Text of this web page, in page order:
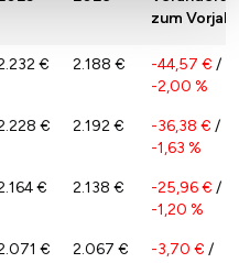
zum Vorjahr
€ 2.188 € -44,57 € /
-2,00 %
€ 2.192 € -36,38 € /
-1,63 %
€ 2.138 € -25,96 € /
-1,20 %
€ 2.067 € -3,70 € /